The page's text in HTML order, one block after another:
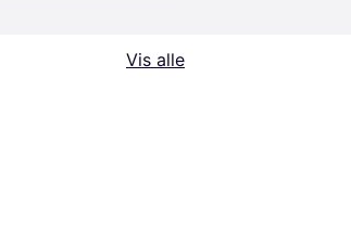
Vis alle